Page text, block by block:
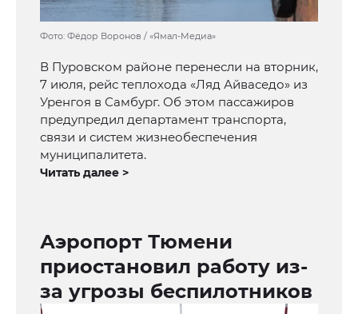
Фото: Фёдор Воронов / «Ямал-Медиа»
В Пуровском районе перенесли на вторник,
7 июля, рейс теплохода «Ляд Айваседо» из
Уренгоя в Самбург. Об этом пассажиров
предупредил департамент транспорта,
связи и систем жизнеобеспечения
муниципалитета.
Читать далее >
Аэропорт Тюмени
приостановил работу из-
за угрозы беспилотников